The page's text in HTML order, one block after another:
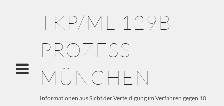
TKP/ML 129B
PROZESS
MÜNCHEN
Informationen aus Sicht der Verteidigung im Verfahren gegen 10